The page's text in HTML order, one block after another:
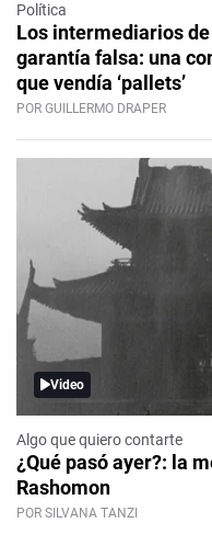
Política
Los intermediarios
garantía falsa: una
que vendía ‘pallets’
POR GUILLERMO DRAPER
Video
Algo que quiero contarte
¿Qué pasó ayer?: la
Rashomon
POR SILVANA TANZI